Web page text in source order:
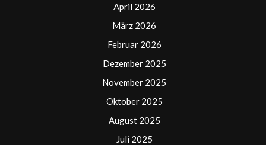
April 2026
März 2026
Februar 2026
Dezember 2025
November 2025
Oktober 2025
August 2025
Juli 2025